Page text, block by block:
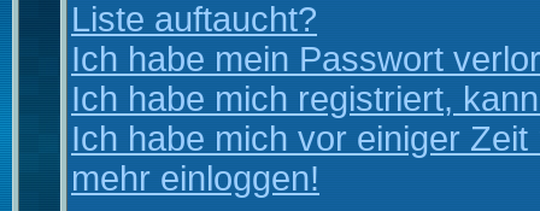
Liste auftaucht?
Ich habe mein Passwort
Ich habe mich registriert,
Ich habe mich vor einiger
mehr einloggen!